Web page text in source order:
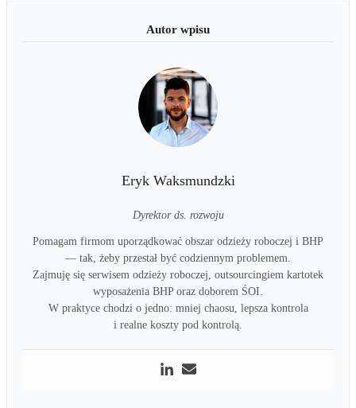
Eryk Waksmundzki
Dyrektor ds. rozwoju
Pomagam firmom uporządkować obszar odzieży roboczej i BHP
— tak, żeby przestał być codziennym problemem.
Zajmuję się serwisem odzieży roboczej, outsourcingiem kartotek
wyposażenia BHP oraz doborem ŚOI.
W praktyce chodzi o jedno: mniej chaosu, lepsza kontrola
i realne koszty pod kontrolą.